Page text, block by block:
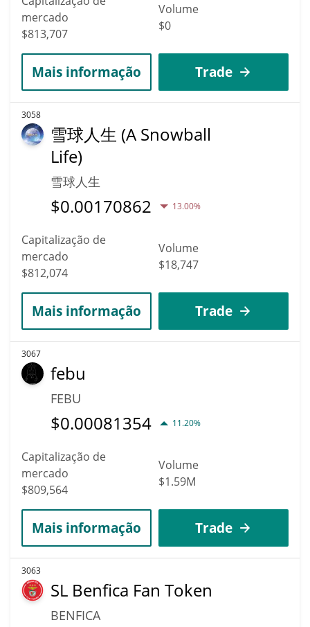
mercado
$813,707
Volume
$0
Mais informação Trade
3058
雪球人生 (A Snowball
Life)
雪球人生
$0.00170862 13.00%
Capitalização de
mercado
$812,074
Volume
$18,747
Mais informação Trade
3067
febu
FEBU
$0.00081354 11.20%
Capitalização de
mercado
$809,564
Volume
$1.59M
Mais informação Trade
3063
SL Benfica Fan Token
BENFICA